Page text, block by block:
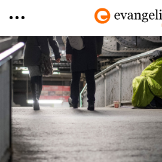
Direkt
zum
Inhalt